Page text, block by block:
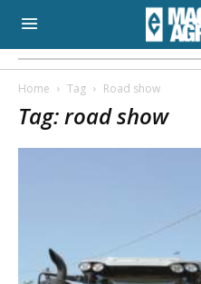
Home Tag Road show
Tag: road show